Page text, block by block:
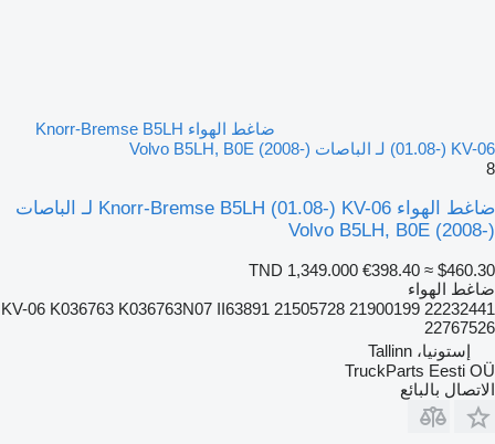
ضاغط الهواء Knorr-Bremse B5LH
(01.08-) KV-06 لـ الباصات Volvo B5LH, B0E (2008-)
8
ضاغط الهواء Knorr-Bremse B5LH (01.08-) KV-06 لـ الباصات
Volvo B5LH, B0E (2008-)
TND 1,349.000 €398.40 ≈ $460.30
ضاغط الهواء
KV-06 K036763 K036763N07 II63891 21505728 21900199 22232441
22767526
إستونيا، Tallinn
TruckParts Eesti OÜ
الاتصال بالبائع